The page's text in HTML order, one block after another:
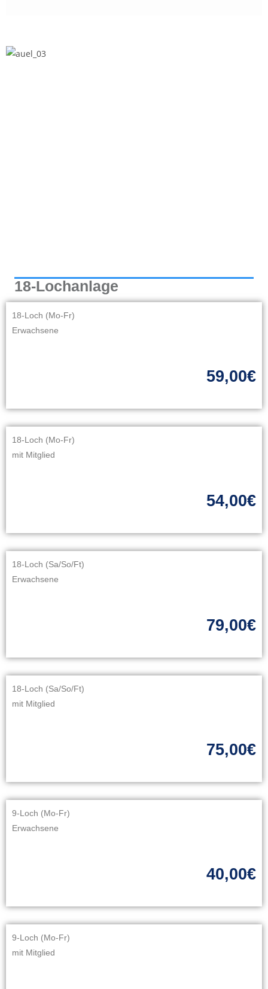
18-Lochanlage
18-Loch (Mo-Fr)
Erwachsene
59,00€
18-Loch (Mo-Fr)
mit Mitglied
54,00€
18-Loch (Sa/So/Ft)
Erwachsene
79,00€
18-Loch (Sa/So/Ft)
mit Mitglied
75,00€
9-Loch (Mo-Fr)
Erwachsene
40,00€
9-Loch (Mo-Fr)
mit Mitglied